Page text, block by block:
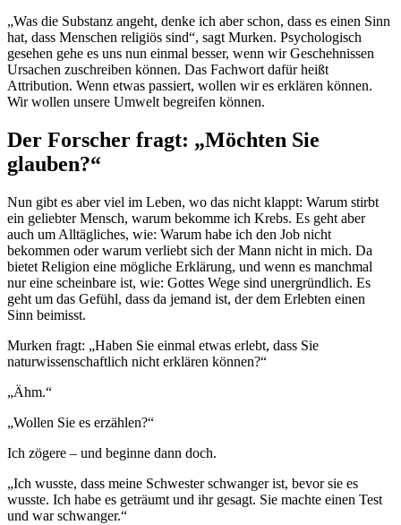
„Was die Substanz angeht, denke ich aber schon, dass es einen Sinn
hat, dass Menschen religiös sind“, sagt Murken. Psychologisch
gesehen gehe es uns nun einmal besser, wenn wir Geschehnissen
Ursachen zuschreiben können. Das Fachwort dafür heißt
Attribution. Wenn etwas passiert, wollen wir es erklären können.
Wir wollen unsere Umwelt begreifen können.
Der Forscher fragt: „Möchten Sie
glauben?“
Nun gibt es aber viel im Leben, wo das nicht klappt: Warum stirbt
ein geliebter Mensch, warum bekomme ich Krebs. Es geht aber
auch um Alltägliches, wie: Warum habe ich den Job nicht
bekommen oder warum verliebt sich der Mann nicht in mich. Da
bietet Religion eine mögliche Erklärung, und wenn es manchmal
nur eine scheinbare ist, wie: Gottes Wege sind unergründlich. Es
geht um das Gefühl, dass da jemand ist, der dem Erlebten einen
Sinn beimisst.
Murken fragt: „Haben Sie einmal etwas erlebt, dass Sie
naturwissenschaftlich nicht erklären können?“
„Ähm.“
„Wollen Sie es erzählen?“
Ich zögere – und beginne dann doch.
„Ich wusste, dass meine Schwester schwanger ist, bevor sie es
wusste. Ich habe es geträumt und ihr gesagt. Sie machte einen Test
und war schwanger.“